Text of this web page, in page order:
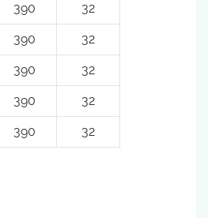
390 32
390 32
390 32
390 32
390 32